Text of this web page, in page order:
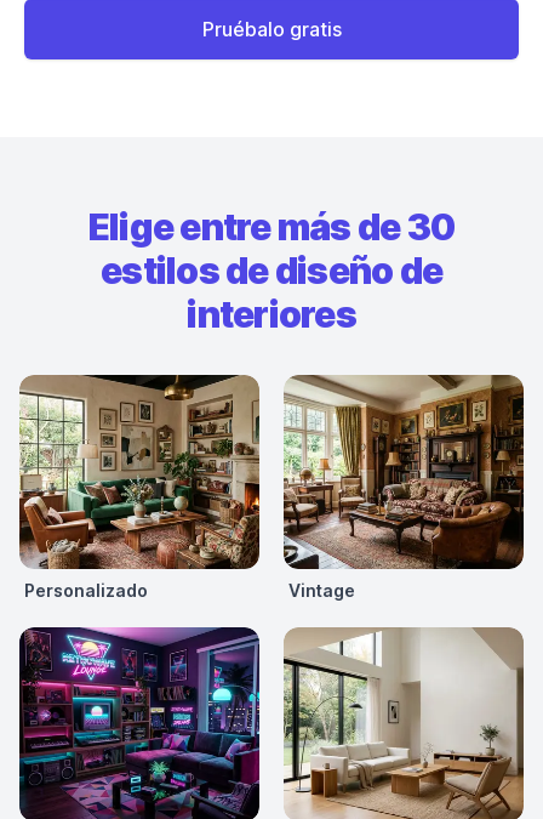
Pruébalo gratis
Elige entre más de 30
estilos de diseño de
interiores
Personalizado Vintage